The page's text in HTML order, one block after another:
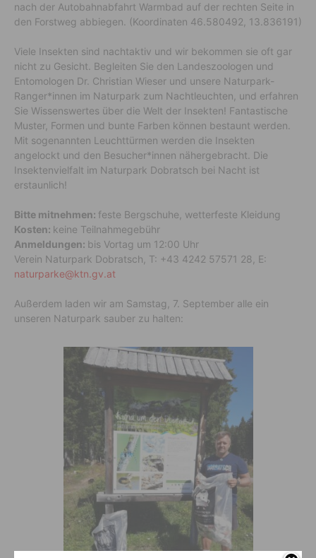
nach der Autobahnabfahrt Warmbad auf der rechten Seite in
den Forstweg abbiegen. (Koordinaten 46.580492, 13.836191)
Viele Insekten sind nachtaktiv und wir bekommen sie oft gar
nicht zu Gesicht. Begleiten Sie den Landeszoologen und
Entomologen Dr. Christian Wieser und unsere Naturpark-
Ranger*innen im Naturpark zum Nachtleuchten, und erfahren
Sie Wissenswertes über die Welt der Insekten! Fantastische
Muster, Formen und bunte Farben können bestaunt werden.
Mit sogenannten Leuchttürmen werden die Insekten
angelockt und den Besucher*innen nähergebracht. Die
Insektenvielfalt im Naturpark Dobratsch bei Nacht ist
erstaunlich!
Bitte mitnehmen: feste Bergschuhe, wetterfeste Kleidung
Kosten: keine Teilnahmegebühr
Anmeldungen: bis Vortag um 12:00 Uhr
Verein Naturpark Dobratsch, T: +43 4242 57571 28, E:
naturparke@ktn.gv.at
Außerdem laden wir am Samstag, 7. September alle ein
unseren Naturpark sauber zu halten: